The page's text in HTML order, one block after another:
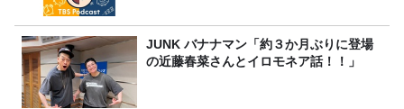
JUNK バナナマン「約３か月ぶりに登場
の近藤春菜さんとイロモネア話！！」